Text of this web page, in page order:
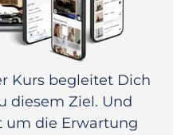
Kurs begleitet Dich
diesem Ziel. Und
um die Erwartung